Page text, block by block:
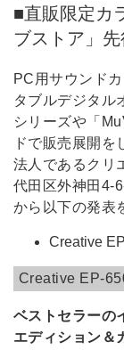
■直販限定カ
ブストア」
PC用サウンド
タブルデジタル
シリーズや「
ドで販売展開
法人であるクリ
代田区外神田4-
から以下の発表
Creative
Creative EP-
ベストセラーの
エディション＆